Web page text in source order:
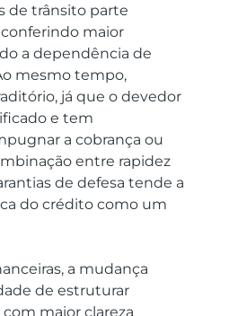
de trânsito parte
maior
a dependência de
mesmo tempo,
já que o devedor
e tem
a cobrança ou
entre rapidez
de defesa tende a
do crédito como um
a mudança
de estruturar
maior clareza